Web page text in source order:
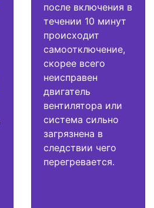
после включения в
течении 10 минут
происходит
самоотключение,
скорее всего
неисправен
двигатель
вентилятора или
система сильно
загрязнена в
следствии чего
перегревается.